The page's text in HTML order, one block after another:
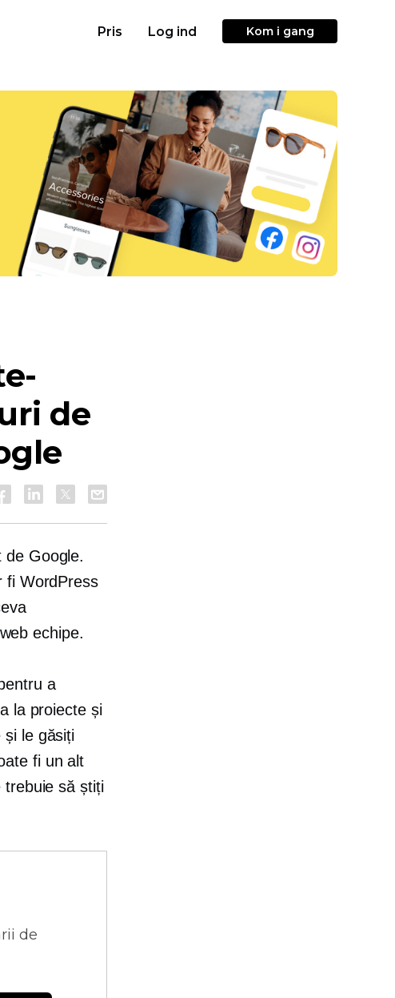
Pris Log ind Kom i gang
de
Google.
fi WordPress
echipe.
a
la proiecte și
și le găsiți
fi un alt
trebuie să știți
de